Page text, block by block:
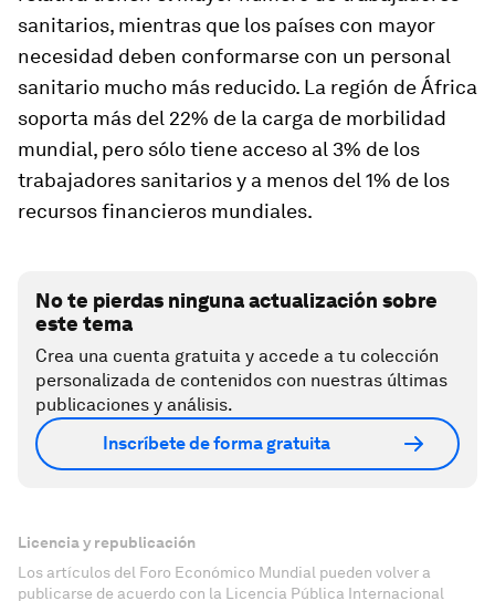
sanitarios, mientras que los países con mayor
necesidad deben conformarse con un personal
sanitario mucho más reducido. La región de África
soporta más del 22% de la carga de morbilidad
mundial, pero sólo tiene acceso al 3% de los
trabajadores sanitarios y a menos del 1% de los
recursos financieros mundiales.
No te pierdas ninguna actualización sobre
este tema
Crea una cuenta gratuita y accede a tu colección
personalizada de contenidos con nuestras últimas
publicaciones y análisis.
Inscríbete de forma gratuita
Licencia y republicación
Los artículos del Foro Económico Mundial pueden volver a
publicarse de acuerdo con la Licencia Pública Internacional